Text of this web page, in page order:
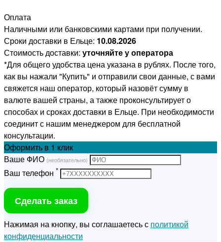
Оплата
Наличными или банковскими картами при получении.
Сроки доставки в Ельце: 10.08.2026
Стоимость доставки: уточняйте у оператора
*Для общего удобства цена указана в рублях. После того,
как вы нажали "Купить" и отправили свои данные, с вами
свяжется наш оператор, который назовёт сумму в
валюте вашей страны, а также проконсультирует о
способах и сроках доставки в Ельце. При необходимости
соединит с нашим менеджером для бесплатной
консультации.
Оформить в 1 клик
Ваше ФИО (необязательно)
Ваш телефон *
Сделать заказ
Нажимая на кнопку, вы соглашаетесь с политикой
конфиденциальности